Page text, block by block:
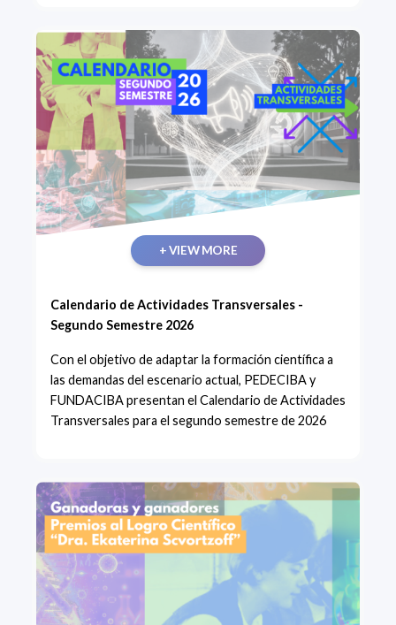
+ VIEW MORE
Calendario de Actividades Transversales -
Segundo Semestre 2026
Con el objetivo de adaptar la formación científica a
las demandas del escenario actual, PEDECIBA y
FUNDACIBA presentan el Calendario de Actividades
Transversales para el segundo semestre de 2026